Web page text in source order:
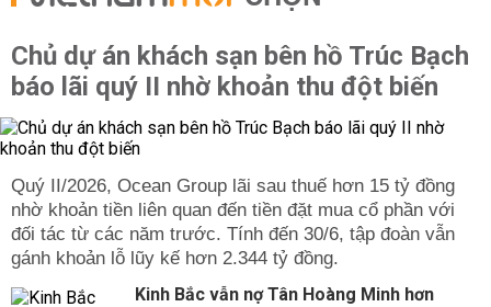
Chủ dự án khách sạn bên hồ Trúc Bạch
báo lãi quý II nhờ khoản thu đột biến
Quý II/2026, Ocean Group lãi sau thuế hơn 15 tỷ đồng
nhờ khoản tiền liên quan đến tiền đặt mua cổ phần với
đối tác từ các năm trước. Tính đến 30/6, tập đoàn vẫn
gánh khoản lỗ lũy kế hơn 2.344 tỷ đồng.
Kinh Bắc vẫn nợ Tân Hoàng Minh hơn